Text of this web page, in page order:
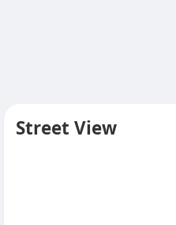
Street View